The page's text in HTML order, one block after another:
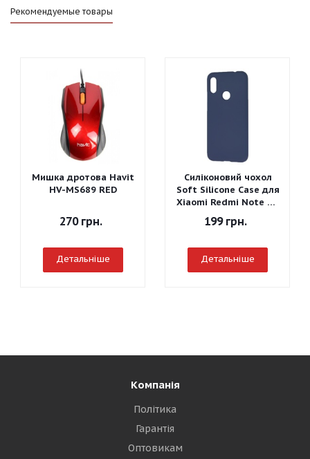
Рекомендуемые товары
Мишка дротова Havit
HV-MS689 RED
270грн.
Детальніше
Силіконовий чохол
Soft Silicone Case для
Xiaomi Redmi Note 7 -
Graphite Gray
199грн.
Детальніше
Компанія
Політика
Гарантія
Оптовикам